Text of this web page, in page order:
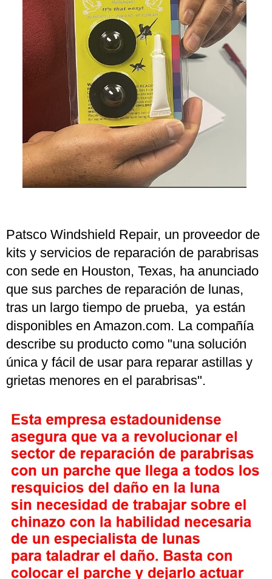
Patsco Windshield Repair, un proveedor de
kits y servicios de reparación de parabrisas
con sede en Houston, Texas, ha anunciado
que sus parches de reparación de lunas,
tras un largo tiempo de prueba, ya están
disponibles en Amazon.com. La compañía
describe su producto como "una solución
única y fácil de usar para reparar astillas y
grietas menores en el parabrisas".